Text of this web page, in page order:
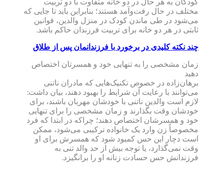
مختلف در حال رفت‌وآمد هستند؛ بنابراین باید تا جایی که
می‌شود در طی ماندن کودک در منزل والدین، قوانین
ثابتی در هر دو خانه برای تربیت فرزندان حاکم باشد.
چند نکته کلیدی در برخورد با فرزندانمان پس از طلاق
زمان مشخصی را به تنهایی خود و همسرتان اختصاص
دهید
برهان‌زاده در خصوص تکنیک‌هایی که مادران ناتنی
می‌توانند با رعایت آن شرایط را بهبود دهند، بیان داشت:
لازم است والدین ناتنی با خودشان مهربان باشند، برای
خودشان وقت بگذارند و زمان مشخصی را برای تنهایی
خود و همسرشان اختصاص دهند؛ چراکه در ابتدا که فرد
مخصوصاً زن وارد یک خانواده ترکیبی می‌شود، ممکن
است دچار این حس کمبود شود که همسرش برای او
وقت نمی‌گذارد، یا توجه بیش از حد والد تنی به
فرزندانش حس حسادت زنانه او را برانگیزد.